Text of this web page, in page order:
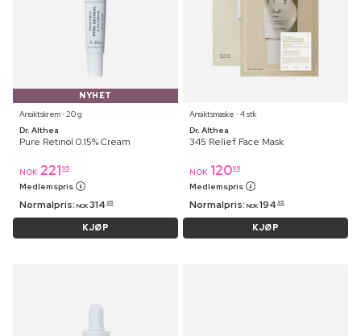
NYHET
Ansiktskrem ⋅ 20 g
Dr. Althea
Pure Retinol 0.15% Cream
NOK 221 95
Medlemspris
Normalpris: NOK 314 95
KJØP
Ansiktsmaske ⋅ 4 stk
Dr. Althea
345 Relief Face Mask
NOK 12095
Medlemspris
Normalpris: NOK 194 95
KJØP